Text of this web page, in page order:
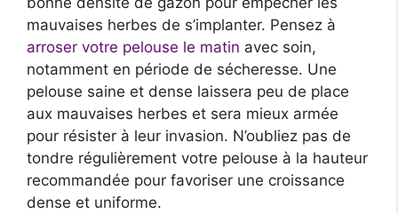
mauvaises herbes de s’implanter. Pensez à
arroser votre pelouse le matin avec soin,
notamment en période de sécheresse. Une
pelouse saine et dense laissera peu de place
aux mauvaises herbes et sera mieux armée
pour résister à leur invasion. N’oubliez pas de
tondre régulièrement votre pelouse à la hauteur
recommandée pour favoriser une croissance
dense et uniforme.